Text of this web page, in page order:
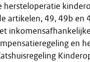
hersteloperatie
artikelen, 49, 49b en
en